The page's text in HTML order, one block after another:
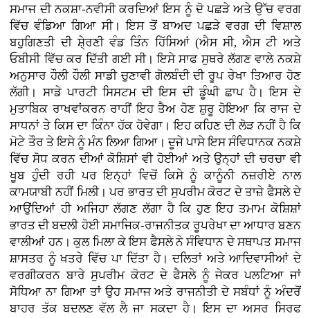
ਸਮਾਜ ਦੀ ਨਕਸ਼ਾ-ਨਵੀਸੀ ਕਰਦਿਆਂ ਇਸ ਨੂੰ ਦੋ ਪਛੜੇ ਅਤੇ ਉੱਚ ਵਰਗ
ਵਿੱਚ ਵੰਡਿਆ ਗਿਆ ਸੀ। ਇਸ ਤੋਂ ਬਾਅਦ ਪਛੜੇ ਵਰਗ ਦੀ ਵਿਸ਼ਾਲ
ਬਹੁਗਿਣਤੀ ਦੀ ਸ਼ੇ੍ਰਣੀ ਵੰਡ ਤਿੰਨ ਹਿੱਸਿਆਂ (ਐਸ ਸੀ, ਐਸ ਟੀ ਅਤੇ
ਓਬੀਸੀ ਵਿੱਚ ਕਰ ਦਿੱਤੀ ਗਈ ਸੀ। ਇਸੇ ਸਾਫ ਸੁਥਰੇ ਲੱਗਣ ਵਾਲੇ ਨਕਸ਼ੇ
ਅਨੁਸਾਰ ਹੌਲੀ ਹੌਲੀ ਸਾਡੀ ਚੁਣਾਵੀ ਗੋਲਬੰਦੀ ਦੀ ਰੂਪ ਰੇਖਾ ਤਿਆਰ ਹੋਣ
ਲੱਗੀ। ਸਾਡੇ ਪਾਰਟੀ ਸਿਸਟਮ ਦੀ ਇਸ ਦੀ ਡੂੰਘੀ ਛਾਪ ਹੈ। ਇਸ ਦੇ
ਮੁਤਾਬਿਕ ਰਾਖਵਾਂਕਰਨ ਰਾਹੀਂ ਇਹ ਤੈਅ ਹੋਣ ਸ਼ੁਰੂ ਹੋਇਆ ਕਿ ਰਾਜ ਦੇ
ਸਾਧਨਾਂ ਤੇ ਕਿਸ ਦਾ ਕਿੰਨਾ ਹੱਕ ਹੋਵੇਗਾ। ਇਹ ਕਹਿਣ ਦੀ ਲੋੜ ਨਹੀਂ ਹੈ ਕਿ
ਮੋਟੇ ਤੌਰ ਤੇ ਇਸੇ ਨੂੰ ਮੰਨ ਲਿਆ ਗਿਆ। ਦੂਜੇ ਪਾਸੇ ਇਸ ਸੰਵਿਧਾਨਕ ਨਕਸ਼ੇ
ਵਿੱਚ ਸੋਧ ਕਰਨ ਦੀਆਂ ਕੋਸ਼ਿਸਾਂ ਵੀ ਹੋਈਆਂ ਅਤੇ ਉਨ੍ਹਾਂ ਦੀ ਚਰਚਾ ਵੀ
ਖੂਬ ਹੁੰਦੀ ਰਹੀ ਪਰ ਇਨ੍ਹਾਂ ਵਿਚੋਂ ਕਿਸੇ ਨੂੰ ਕਾਨੂੰਨੀ ਨਜ਼ਰੀਏ ਨਾਲ
ਕਾਮਯਾਬੀ ਨਹੀਂ ਮਿਲੀ। ਪਰ ਭਾਰਤ ਦੀ ਸੁਪਰੀਮ ਕੋਰਟ ਦੇ ਤਾਜ਼ੇ ਫੈਸਲੇ ਦੇ
ਆਉਂਦਿਆਂ ਹੀ ਅਜਿਹਾ ਲੱਗਣ ਲੱਗਾ ਹੈ ਕਿ ਹੁਣ ਇਹ ਤਮਾਮ ਕੋਸ਼ਿਸ਼ਾਂ
ਭਾਰਤ ਦੀ ਬਦਲੀ ਹੋਈ ਸਮਾਜਿਕ-ਰਾਜਨੀਤਕ ਰੂਪਰੇਖਾ ਦਾ ਆਧਾਰ ਬਣਨ
ਵਾਲੀਆਂ ਹਨ। ਕੁਲ ਮਿਲਾ ਕੇ ਇਸ ਫੈਸਲੇ ਨੇ ਸੰਵਿਧਾਨ ਦੇ ਸਥਾਪਤ ਸਮਾਜ
ਸ਼ਾਸਤਰ ਨੂੰ ਖਤਰੇ ਵਿੱਚ ਪਾ ਦਿੱਤਾ ਹੈ। ਦਲਿਤਾਂ ਅਤੇ ਆਦਿਵਾਸੀਆਂ ਦੇ
ਵਰਗੀਕਰਨ ਬਾਰੇ ਸੁਪਰੀਮ ਕੋਰਟ ਦੇ ਫੈਸਲੇ ਨੂੰ ਜੇਕਰ ਪਲਟਿਆ ਜਾਂ
ਸੋਧਿਆ ਨਾ ਗਿਆ ਤਾਂ ਉਹ ਸਮਾਜ ਅਤੇ ਰਾਜਨੀਤੀ ਦੇ ਸਬੰਧਾਂ ਨੂੰ ਅੰਦਰੋਂ
ਬਾਹਰ ਤੱਕ ਬਦਲਣ ਵੱਲ ਲੈ ਜਾ ਸਕਦਾ ਹੈ। ਇਸ ਦਾ ਅਸਰ ਸਿਰਫ